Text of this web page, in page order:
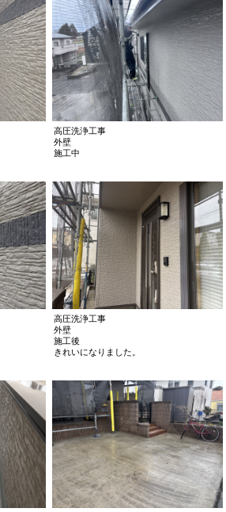
高圧洗浄工事
外壁
施工中
高圧洗浄工事
外壁
施工後
きれいになりました。